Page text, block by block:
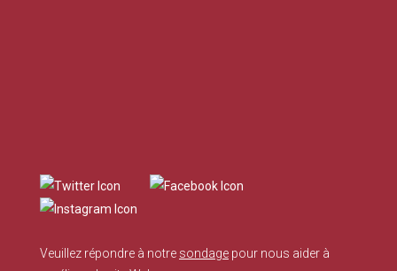
Veuillez répondre à notre sondage pour nous aider à